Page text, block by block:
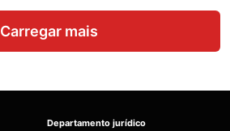
Carregar mais
Departamento jurídico